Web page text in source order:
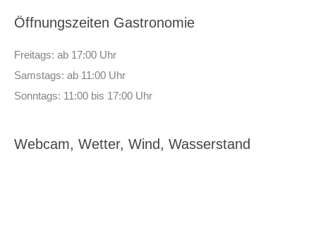
Öffnungszeiten Gastronomie
Freitags: ab 17:00 Uhr
Samstags: ab 11:00 Uhr
Sonntags: 11:00 bis 17:00 Uhr
Webcam, Wetter, Wind, Wasserstand